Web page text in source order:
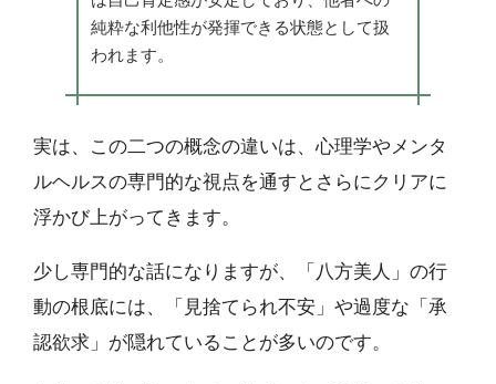
純粋な利他性が発揮できる状態として扱
われます。
実は、この二つの概念の違いは、心理学やメンタ
ルヘルスの専門的な視点を通すとさらにクリアに
浮かび上がってきます。
少し専門的な話になりますが、「八方美人」の行
動の根底には、「見捨てられ不安」や過度な「承
認欲求」が隠れていることが多いのです。